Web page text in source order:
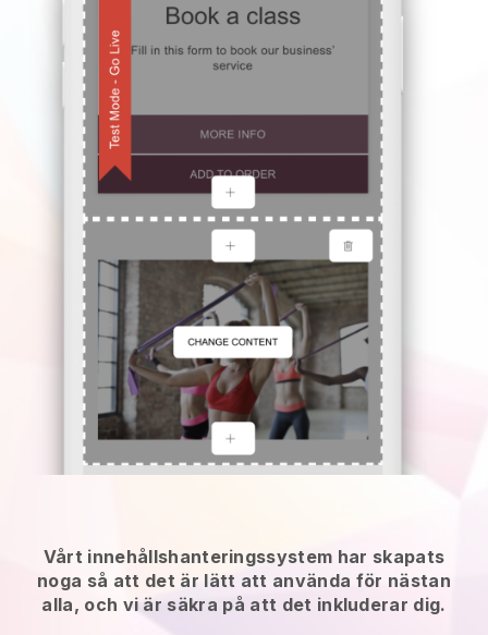
Vårt innehållshanteringssystem har skapats
noga så att det är lätt att använda för nästan
alla, och vi är säkra på att det inkluderar dig.